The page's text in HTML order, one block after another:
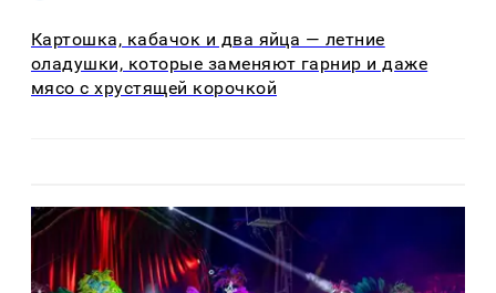
Картошка, кабачок и два яйца — летние
оладушки, которые заменяют гарнир и даже
мясо с хрустящей корочкой